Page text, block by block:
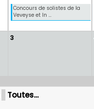
Concours de solistes de la
Veveyse et In ...
3
Toutes…